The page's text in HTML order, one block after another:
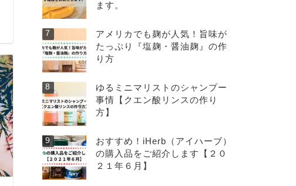
ます。
アメリカでも麹が人気！旨味が
たっぷり『塩麹・醤油麹』の作
り方
ゆるミニマリストのシャンプー
事情【クエン酸リンスの作り
方】
おすすめ！iHerb（アイハーブ）
の購入品をご紹介します【２０
２１年６月】